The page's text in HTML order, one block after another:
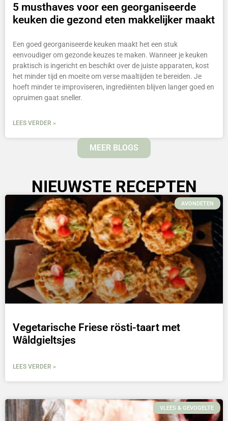
5 musthaves voor een georganiseerde
keuken die gezond eten makkelijker maakt
Een goed georganiseerde keuken maakt het een stuk
eenvoudiger om gezonde keuzes te maken. Wanneer je keuken
praktisch is ingericht en beschikt over de juiste apparaten, kost
het minder tijd en moeite om verse maaltijden te bereiden. Je
hoeft minder te improviseren, ingrediënten blijven langer goed en
opruimen gaat sneller.
LEES VERDER »
MEER BLOGS
NIEUWSTE RECEPTEN
AVONDETEN
Vegetarische Friese rösti-taart met
Wâldgieltsjes
LEES VERDER »
VLEES & GEVOGELTE